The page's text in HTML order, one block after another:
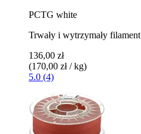
PCTG white
Trwały i wytrzymały
136,00 zł
(170,00 zł / kg)
5.0 (4)